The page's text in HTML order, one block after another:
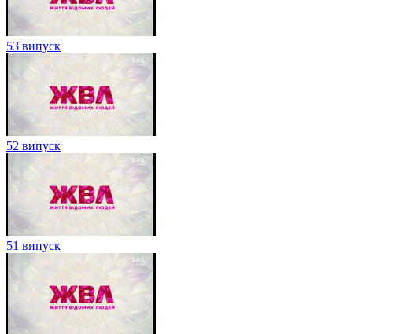
53 випуск
52 випуск
51 випуск